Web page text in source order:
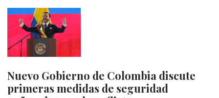
Nuevo Gobierno de Colombia discute
primeras medidas de seguridad